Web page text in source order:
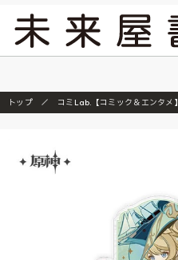
トップ コミLab.【コミック＆エンタメ】